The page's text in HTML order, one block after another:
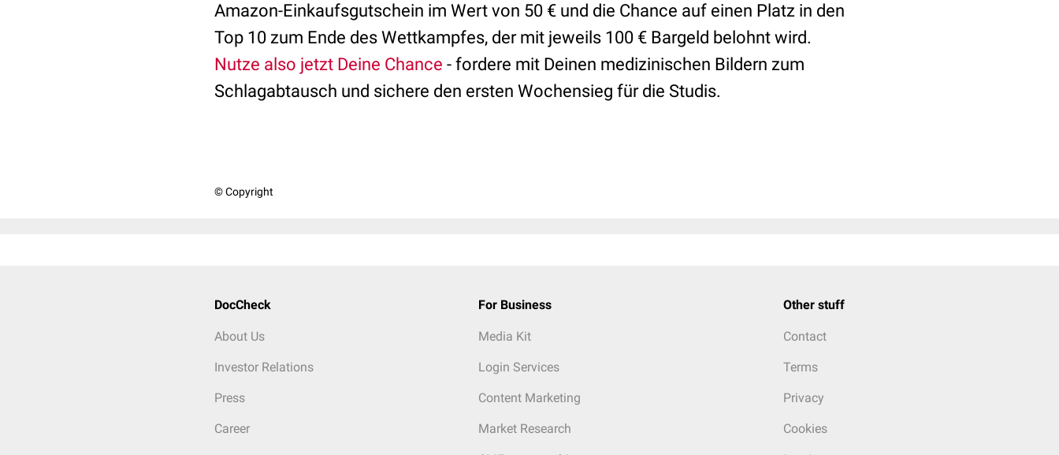
Amazon-Einkaufsgutschein im Wert von 50 € und die Chance auf einen Platz in den
Top 10 zum Ende des Wettkampfes, der mit jeweils 100 € Bargeld belohnt wird.
Nutze also jetzt Deine Chance - fordere mit Deinen medizinischen Bildern zum
Schlagabtausch und sichere den ersten Wochensieg für die Studis.
© Copyright
DocCheck
About Us
Investor Relations
Press
Career
For Business
Media Kit
Login Services
Content Marketing
Market Research
Other stuff
Contact
Terms
Privacy
Cookies